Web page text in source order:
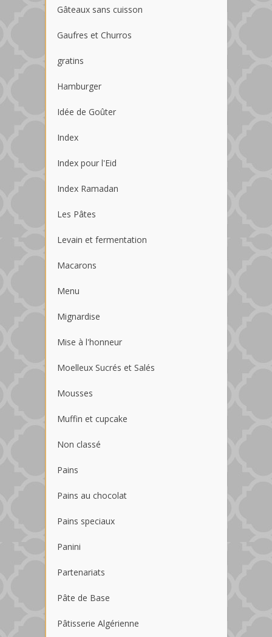
Gâteaux sans cuisson
Gaufres et Churros
gratins
Hamburger
Idée de Goûter
Index
Index pour l'Eid
Index Ramadan
Les Pâtes
Levain et fermentation
Macarons
Menu
Mignardise
Mise à l'honneur
Moelleux Sucrés et Salés
Mousses
Muffin et cupcake
Non classé
Pains
Pains au chocolat
Pains speciaux
Panini
Partenariats
Pâte de Base
Pâtisserie Algérienne